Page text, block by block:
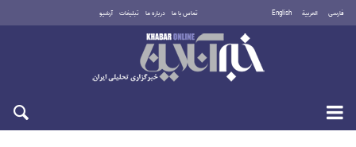
فارسی العربية English تماس با ما درباره ما تبلیغات آرشیو
پنجشنبه ۱۵ مرداد ۱۴۰۵